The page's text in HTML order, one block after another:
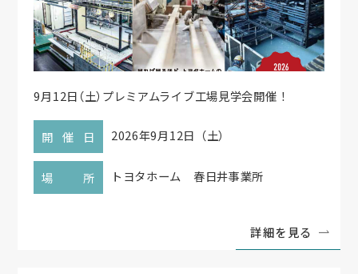
9月12日（土）プレミアムライブ工場見学会開催！
開催日 2026年9月12日（土）
場所 トヨタホーム 春日井事業所
詳細を見る